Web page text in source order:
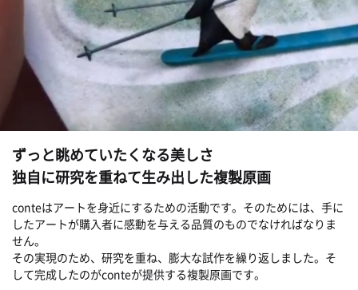
ずっと眺めていたくなる美しさ
独自に研究を重ねて生み出した複製原画
conteはアートを身近にするための活動です。そのためには、手に
したアートが購入者に感動を与える品質のものでなければなりま
せん。
その実現のため、研究を重ね、膨大な試作を繰り返しました。そ
して完成したのがconteが提供する複製原画です。